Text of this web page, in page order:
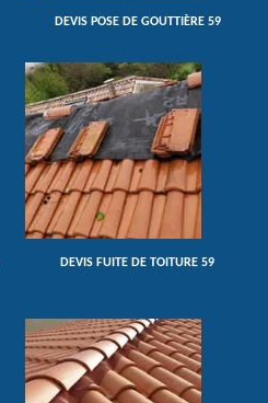
DEVIS POSE DE GOUTTIÈRE 59
DEVIS FUITE DE TOITURE 59